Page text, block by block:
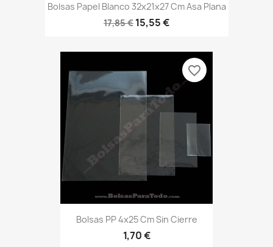
Bolsas Papel Blanco 32x21x27 Cm Asa Plana
17,85 € 15,55 €
Bolsas PP 4x25 Cm Sin Cierre
1,70 €
favorite_border